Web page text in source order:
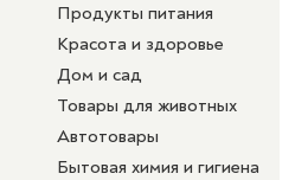
Продукты питания
Красота и здоровье
Дом и сад
Товары для животных
Автотовары
Бытовая химия и гигиена